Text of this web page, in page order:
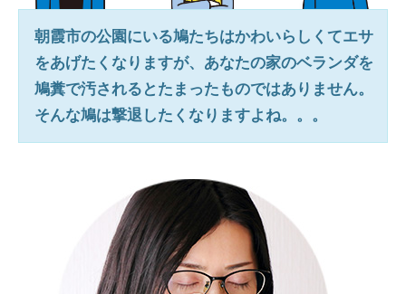
朝霞市の公園にいる鳩たちはかわいらしくてエサ
をあげたくなりますが、あなたの家のベランダを
鳩糞で汚されるとたまったものではありません。
そんな鳩は撃退したくなりますよね。。。